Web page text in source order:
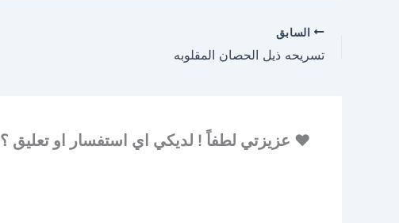
السابق
تسريحه ذيل الحصان المقلوبه
♥ عزيزتي لطفاً ! لديكي اي استفسار او تعليق ؟